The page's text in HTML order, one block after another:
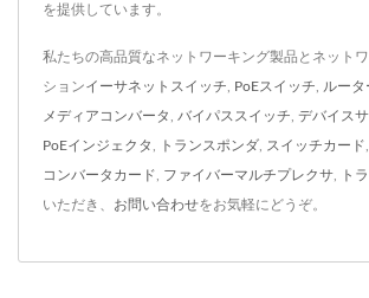
を提供しています。
私たちの高品質なネットワーキング製品とネット
ションイーサネットスイッチ PoEスイッチ ルータ
メディアコンバータ バイパススイッチ デバイス
PoEインジェクタ トランスポンダ スイッチカード
コンバータカード ファイバーマルチプレクサ ト
いただき、 お問い合わせをお気軽にどうぞ。